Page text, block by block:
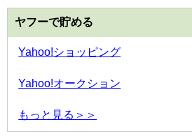
ヤフーで貯める
Yahoo!ショッピング
Yahoo!オークション
もっと見る＞＞